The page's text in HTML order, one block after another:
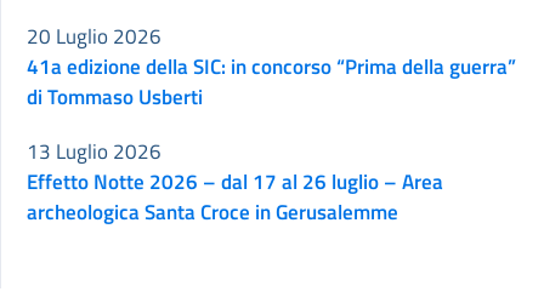
41a edizione della SIC: in concorso “Prima della guerra”
di Tommaso Usberti
20 Luglio 2026
Effetto Notte 2026 – dal 17 al 26 luglio – Area
archeologica Santa Croce in Gerusalemme
13 Luglio 2026